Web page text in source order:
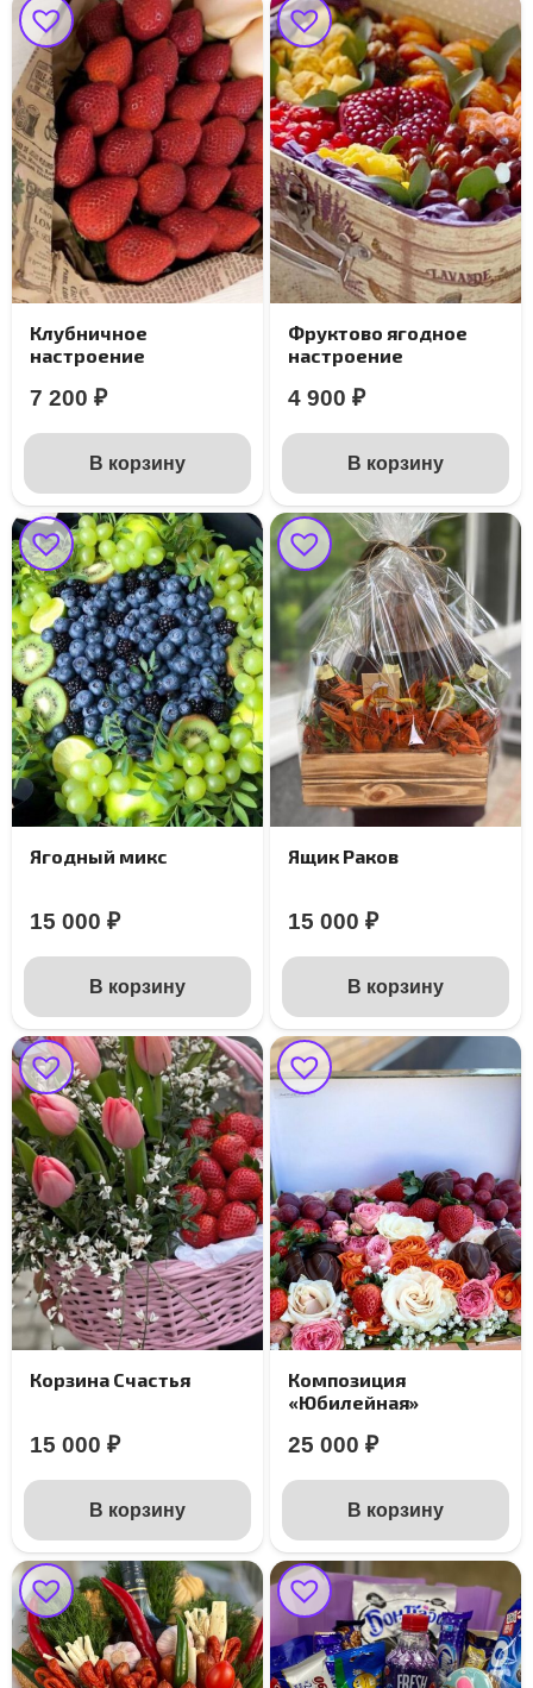
Клубничное
настроение
7 200 ₽
В корзину
Фруктово ягодное
настроение
4 900₽
В корзину
Ягодный микс
15 000 ₽
В корзину
Ящик Раков
15 000₽
В корзину
Корзина Счастья
15 000 ₽
В корзину
Композиция
«Юбилейная»
25 000₽
В корзину